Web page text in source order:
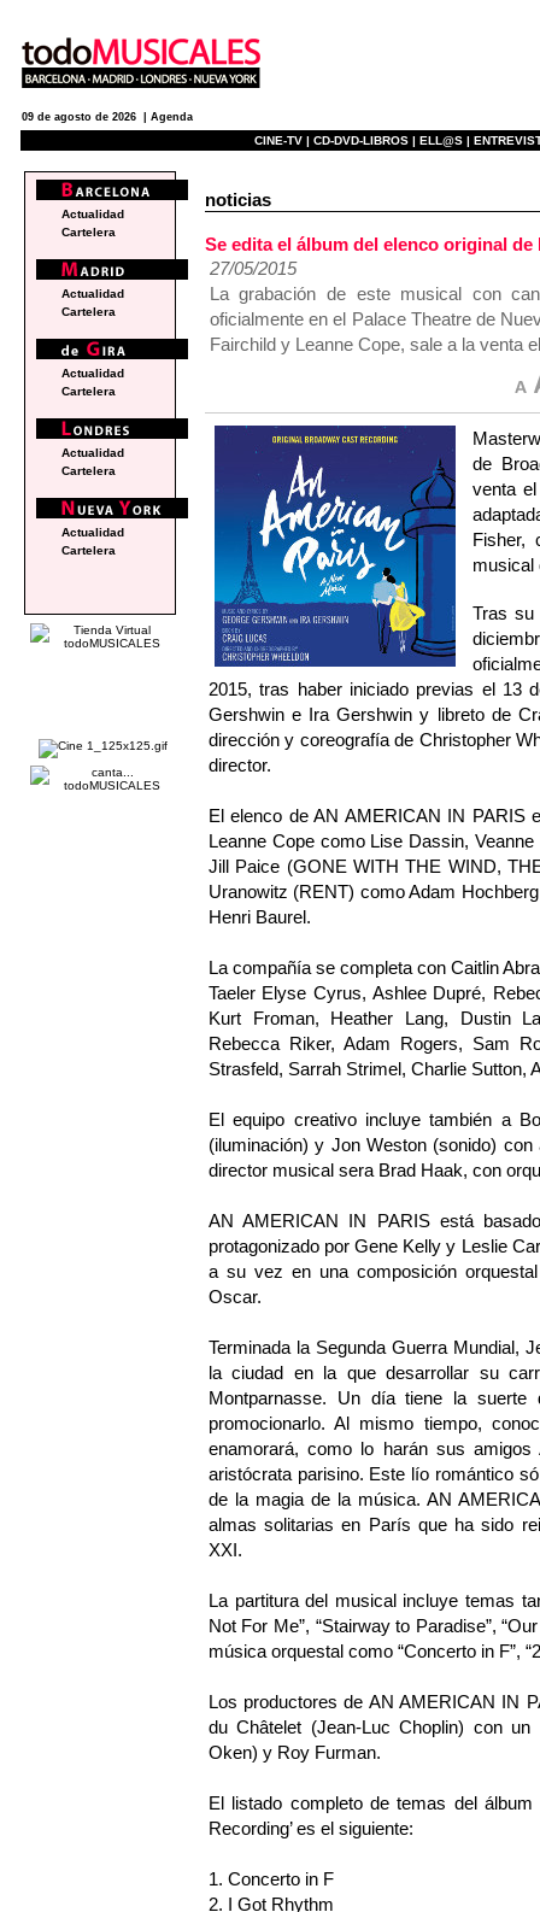
09 de agosto de 2026 | Agenda
CINE-TV | CD-DVD-LIBROS | ELL@S |
noticias
Se edita el álbum del elenco original
27/05/2015
La grabación de este musical con
oficialmente en el Palace Theatre de
Fairchild y Leanne Cope, sale a la venta
de
venta
Fisher,
musical
Tras su
2015, tras haber iniciado previas el 13
Gershwin e Ira Gershwin y libreto de
dirección y coreografía de Christopher
director.
El elenco de AN AMERICAN IN PARIS
Leanne Cope como Lise Dassin,
Jill Paice (GONE WITH THE WIND,
Uranowitz (RENT) como Adam
Henri Baurel.
La compañía se completa con Caitlin
Taeler Elyse Cyrus, Ashlee Dupré,
Kurt Froman, Heather Lang, Dustin
Rebecca Riker, Adam Rogers, Sam
Strasfeld, Sarrah Strimel, Charlie Sutton,
El equipo creativo incluye también a
(iluminación) y Jon Weston (sonido)
director musical sera Brad Haak, con
AN AMERICAN IN PARIS está
protagonizado por Gene Kelly y Leslie
a su vez en una composición
Oscar.
Terminada la Segunda Guerra Mundial,
la ciudad en la que desarrollar su
Montparnasse. Un día tiene la
promocionarlo. Al mismo tiempo,
enamorará, como lo harán sus
aristócrata parisino. Este lío romántico
de la magia de la música. AN
almas solitarias en París que ha sido
XXI.
La partitura del musical incluye temas
Not For Me”, “Stairway to Paradise”,
música orquestal como “Concerto in F”,
Los productores de AN AMERICAN IN
du Châtelet (Jean-Luc Choplin) con
Oken) y Roy Furman.
El listado completo de temas del
Recording’ es el siguiente:
1. Concerto in F
2. I Got Rhythm
Actualidad
Cartelera
Actualidad
Cartelera
Actualidad
Cartelera
Actualidad
Cartelera
Actualidad
Cartelera